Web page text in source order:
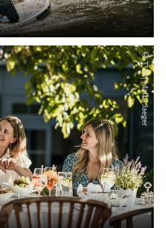
© TVS | Malte Jaeger